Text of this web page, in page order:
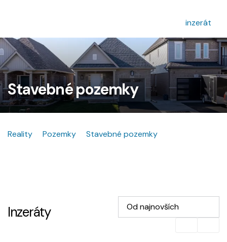
inzerát
Stavebné pozemky
Reality Pozemky Stavebné pozemky
Inzeráty Od najnovších